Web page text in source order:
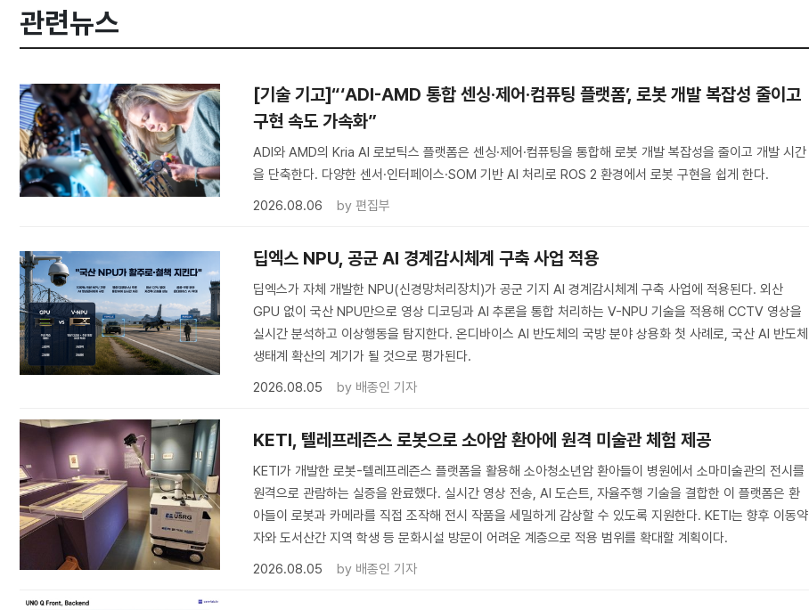
관련뉴스
[기술 기고]“‘ADI-AMD 통합 센싱·제어·컴퓨팅 플랫폼’, 로봇 개발 복잡성 줄이고
구현 속도 가속화”
ADI와 AMD의 Kria AI 로보틱스 플랫폼은 센싱·제어·컴퓨팅을 통합해 로봇 개발 복잡성을 줄이고 개발 시간
을 단축한다. 다양한 센서·인터페이스·SOM 기반 AI 처리로 ROS 2 환경에서 로봇 구현을 쉽게 한다.
2026.08.06
by편집부
딥엑스 NPU, 공군 AI 경계감시체계 구축 사업 적용
딥엑스가 자체 개발한 NPU(신경망처리장치)가 공군 기지 AI 경계감시체계 구축 사업에 적용된다. 외산
GPU 없이 국산 NPU만으로 영상 디코딩과 AI 추론을 통합 처리하는 V-NPU 기술을 적용해 CCTV 영상을
실시간 분석하고 이상행동을 탐지한다. 온디바이스 AI 반도체의 국방 분야 상용화 첫 사례로, 국산 AI 반도체
생태계 확산의 계기가 될 것으로 평가된다.
2026.08.05
by 배종인 기자
KETI, 텔레프레즌스 로봇으로 소아암 환아에 원격 미술관 체험 제공
KETI가 개발한 로봇-텔레프레즌스 플랫폼을 활용해 소아청소년암 환아들이 병원에서 소마미술관의 전시를
원격으로 관람하는 실증을 완료했다. 실시간 영상 전송, AI 도슨트, 자율주행 기술을 결합한 이 플랫폼은 환
아들이 로봇과 카메라를 직접 조작해 전시 작품을 세밀하게 감상할 수 있도록 지원한다. KETI는 향후 이동약
자와 도서산간 지역 학생 등 문화시설 방문이 어려운 계층으로 적용 범위를 확대할 계획이다.
2026.08.05
by 배종인 기자